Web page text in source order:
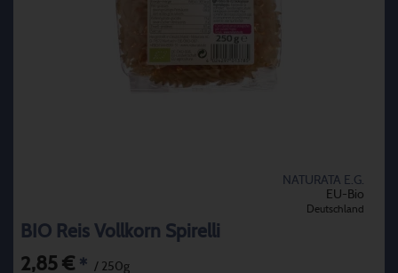
NATURATA E.G.
EU-Bio
Deutschland
BIO Reis Vollkorn Spirelli
2,85 € * / 250g